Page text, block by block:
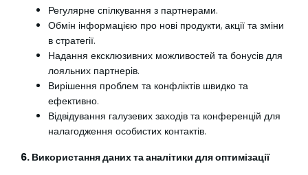
Регулярне спілкування з партнерами.
Обмін інформацією про нові продукти, акції та зміни
в стратегії.
Надання ексклюзивних можливостей та бонусів для
лояльних партнерів.
Вирішення проблем та конфліктів швидко та
ефективно.
Відвідування галузевих заходів та конференцій для
налагодження особистих контактів.
6. Використання даних та аналітики для оптимізації